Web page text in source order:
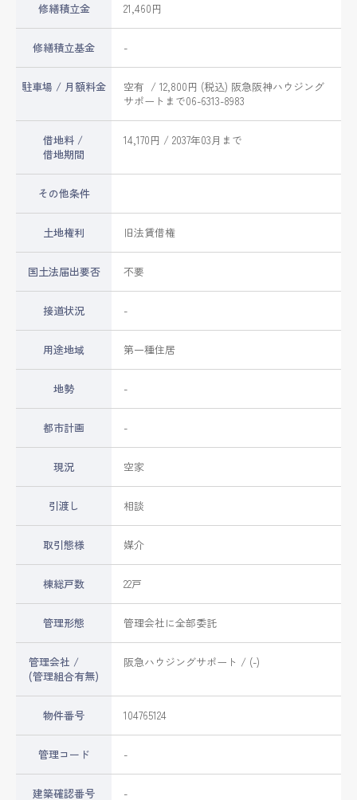
修繕積立金 21,460円
修繕積立基金 -
駐車場 / 月額料金
空有 / 12,800円 (税込) 阪急阪神ハウジング
サポートまで06-6313-8983
借地料 /
借地期間
14,170円 / 2037年03月まで
その他条件
土地権利 旧法賃借権
国土法届出要否 不要
接道状況 -
用途地域 第一種住居
地勢 -
都市計画 -
現況 空家
引渡し 相談
取引態様 媒介
棟総戸数 22戸
管理形態 管理会社に全部委託
管理会社 /
(管理組合有無)
阪急ハウジングサポート / (-)
物件番号 104765124
管理コード -
建築確認番号 -